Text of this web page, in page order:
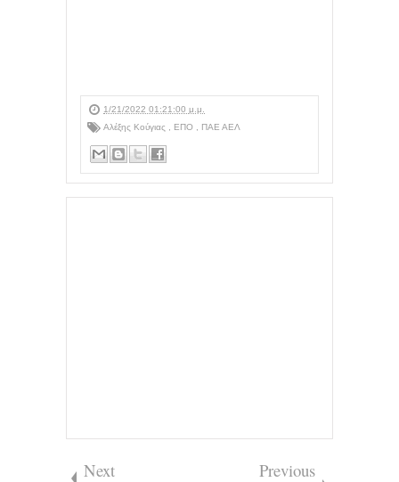
1/21/2022 01:21:00 μ.μ.
Αλέξης Κούγιας
ΕΠΟ ΠΑΕ ΑΕΛ
Next Previous